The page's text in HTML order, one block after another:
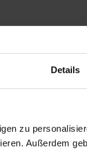
Details
zu
Außerdem